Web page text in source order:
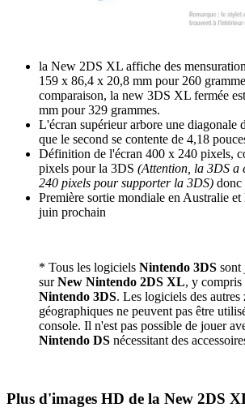
la New 2DS XL affiche des
159 x 86,4 x 20,8 mm pour 260
comparaison, la new 3DS XL fermée
mm pour 329 grammes.
L'écran supérieur arbore une diagonale
que le second se contente de 4,18
Définition de l'écran 400 x 240 pixels,
pixels pour la 3DS (Attention, la 3DS a
240 pixels pour supporter la 3DS) donc
Première sortie mondiale en Australie
juin prochain
* Tous les logiciels Nintendo 3DS sont
surNew Nintendo 2DS XL, y compris
Nintendo 3DS. Les logiciels des autres
géographiques ne peuvent pas être
console. Il n'est pas possible de jouer
Nintendo DS nécessitant des
Plus d'images HD de la New 2DS